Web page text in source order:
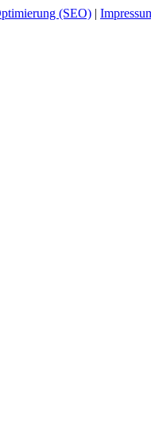
(SEO) |